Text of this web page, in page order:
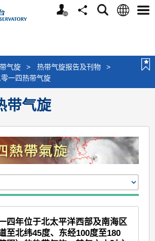
个
分
搜
语
选
气旋 > 热带气旋报告及刊物
>
零一四热带气旋
带气旋
四年位于北太平洋西部及南海区
至北纬45度、东经100度至180